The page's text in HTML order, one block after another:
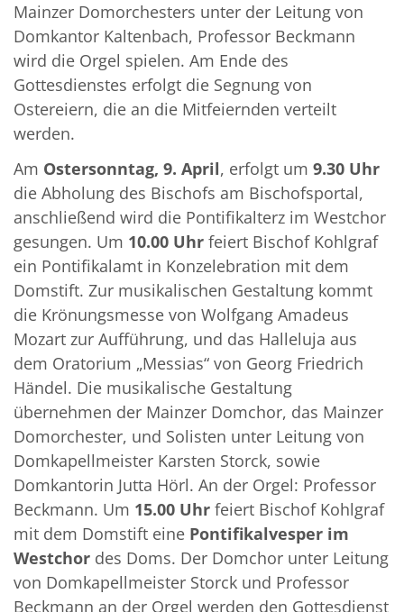
Mainzer Domorchesters unter der Leitung von
Domkantor Kaltenbach, Professor Beckmann
wird die Orgel spielen. Am Ende des
Gottesdienstes erfolgt die Segnung von
Ostereiern, die an die Mitfeiernden verteilt
werden.
Am Ostersonntag, 9. April, erfolgt um 9.30 Uhr
die Abholung des Bischofs am Bischofsportal,
anschließend wird die Pontifikalterz im Westchor
gesungen. Um 10.00 Uhr feiert Bischof Kohlgraf
ein Pontifikalamt in Konzelebration mit dem
Domstift. Zur musikalischen Gestaltung kommt
die Krönungsmesse von Wolfgang Amadeus
Mozart zur Aufführung, und das Halleluja aus
dem Oratorium „Messias“ von Georg Friedrich
Händel. Die musikalische Gestaltung
übernehmen der Mainzer Domchor, das Mainzer
Domorchester, und Solisten unter Leitung von
Domkapellmeister Karsten Storck, sowie
Domkantorin Jutta Hörl. An der Orgel: Professor
Beckmann. Um 15.00 Uhr feiert Bischof Kohlgraf
mit dem Domstift eine Pontifikalvesper im
Westchor des Doms. Der Domchor unter Leitung
von Domkapellmeister Storck und Professor
Beckmann an der Orgel werden den Gottesdienst